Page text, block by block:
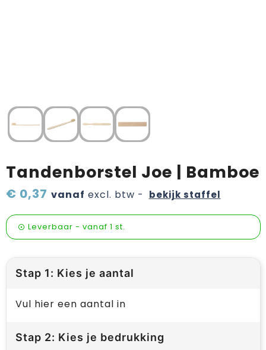
Wijn, bier en proeverij
Zomerpakketten
Tandenborstel Joe | Bamboe
€ 0,37 vanaf excl. btw - bekijk staffel
Leverbaar - vanaf 1 st.
Stap 1: Kies je aantal
Vul hier een aantal in
Stap 2: Kies je bedrukking